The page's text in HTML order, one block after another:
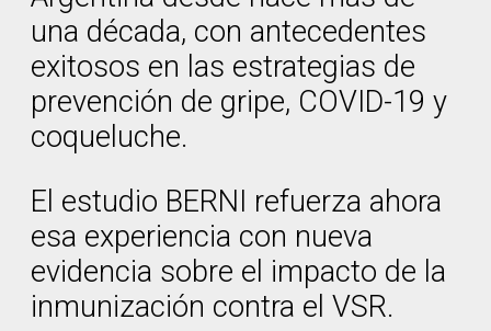
una década, con antecedentes
exitosos en las estrategias de
prevención de gripe, COVID-19 y
coqueluche.
El estudio BERNI refuerza ahora
esa experiencia con nueva
evidencia sobre el impacto de la
inmunización contra el VSR.